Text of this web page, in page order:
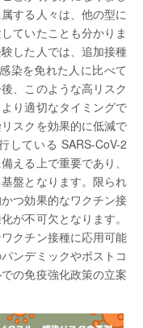
する人々は、他の型に
ていたことも分かりま
した人では、追加接種
染を免れた人に比べて
、このような高リスク
り適切なタイミングで
スクを効果的に低減で
している SARS-CoV-2
える上で重要であり、
盤となります。限られ
つ効果的なワクチン接
が不可欠となります。
クチン接種に応用可能
ンデミックやポストコ
の免疫強化政策の立案